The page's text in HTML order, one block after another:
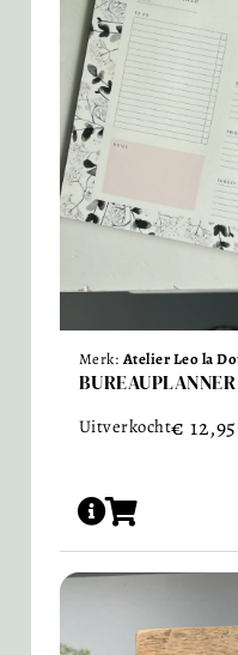
Merk: Atelier Leo la
Uitverkocht€ 12,95